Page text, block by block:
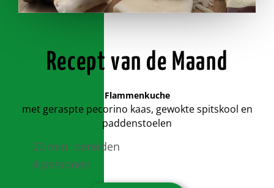
Recept van de Maand
Flammenkuche
met geraspte pecorino kaas, gewokte spitskool en
paddenstoelen
20 min. bereiden
4 personen